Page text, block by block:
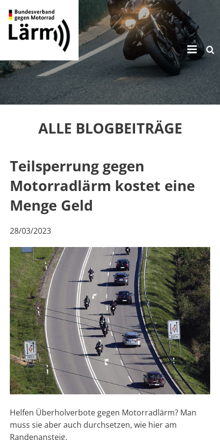
Zum
Inhalt
springen
ALLE BLOGBEITRÄGE
Teilsperrung gegen
Motorradlärm kostet eine
Menge Geld
28/03/2023
Helfen Überholverbote gegen Motorradlärm? Man
muss sie aber auch durchsetzen, wie hier am
Randenansteig.